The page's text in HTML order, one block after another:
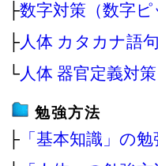
├数字対策（数字ピ
├人体 カタカナ語
└人体 器官定義対策
勉強方法
├ 「基本知識」の